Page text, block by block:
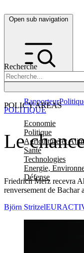
Open sub navigation
Recherche
POLICY AREAS
Economie
Politique
Agriculture et
Santé
Technologies
Energie,
Défense
Rapporteur
Le
Friedrich Merz recevra
renversement de Bachar
POLITIQUE
Björn Stritzel